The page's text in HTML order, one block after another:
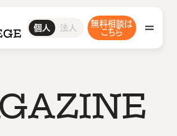
ウズウズカレッジ UZUZ COLLEGE
個人 法人
無料相談は
こちら
ェント
ント
AZIN E